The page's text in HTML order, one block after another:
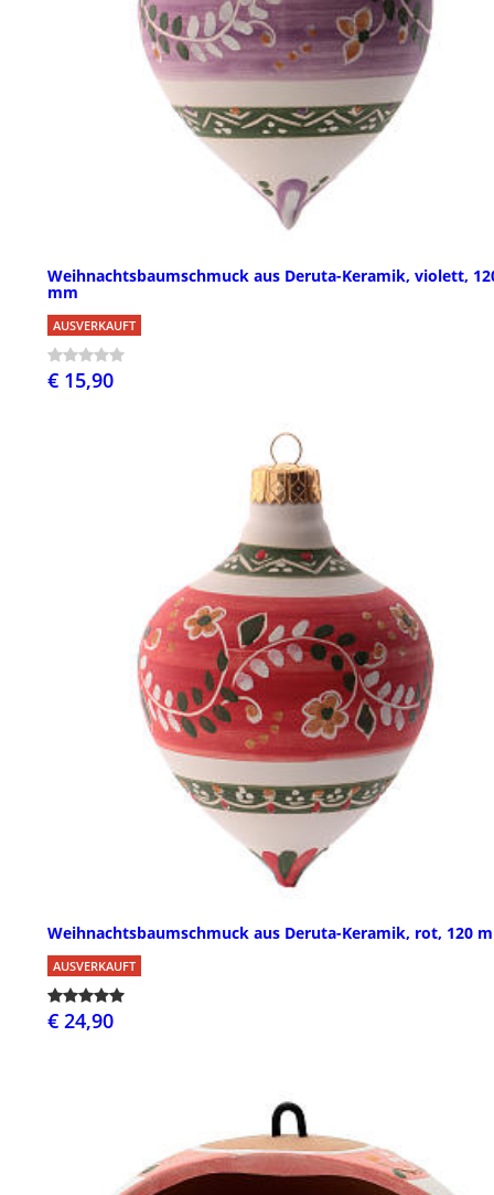
Weihnachtsbaumschmuck aus Deruta-Keramik, violett,
mm
AUSVERKAUFT
€ 15,90
Weihnachtsbaumschmuck aus Deruta-Keramik, rot, 120
AUSVERKAUFT
€ 24,90